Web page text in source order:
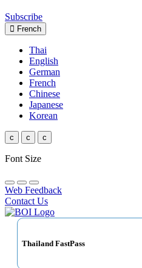
Subscribe
French
Thai
English
German
French
Chinese
Japanese
Korean
c c c
Font Size
Web Feedback
Contact Us
Thailand FastPass